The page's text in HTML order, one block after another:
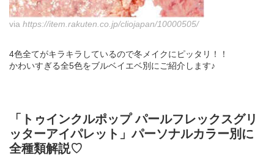
via https://item.rakuten.co.jp/cliojapan/10000505/
4色全てがキラキラしているので冬メイクにピッタリ！！
かわいすぎる全5色をブルベイエベ別にご紹介します♪
「トゥインクルポップ パールフレックスグリ
ッターアイパレット」パーソナルカラー別に
全種類解説♡